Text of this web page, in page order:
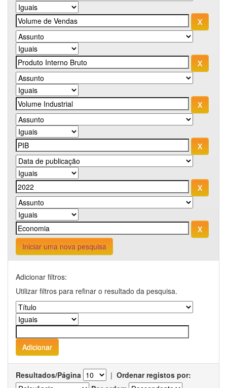
Iniciar uma nova pesquisa
Adicionar filtros:
Utilizar filtros para refinar o resultado da pesquisa.
Resultados/Página | Ordenar registos por: